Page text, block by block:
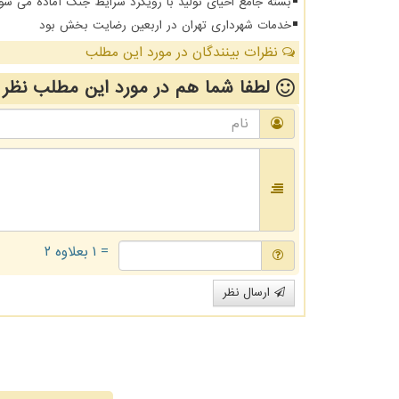
خدمات شهرداری تهران در اربعین رضایت بخش بود
نظرات بینندگان در مورد این مطلب
لطفا شما هم در مورد این مطلب
= ۱ بعلاوه ۲
ارسال نظر